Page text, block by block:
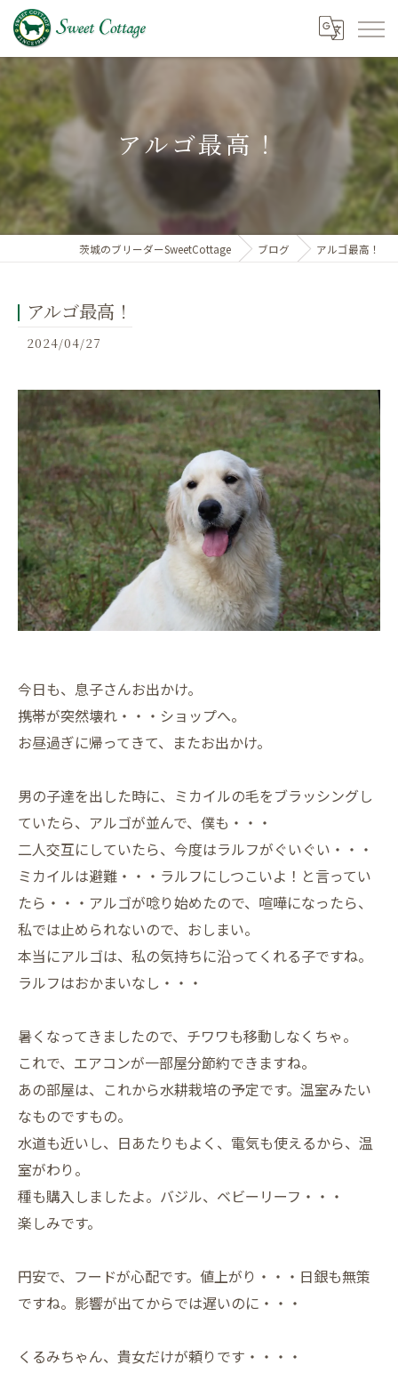
アルゴ最高！
茨城のブリーダーSweetCottage ブログ アルゴ最高！
アルゴ最高！
2024/04/27
今日も、息子さんお出かけ。
携帯が突然壊れ・・・ショップへ。
お昼過ぎに帰ってきて、またお出かけ。
男の子達を出した時に、ミカイルの毛をブラッシングし
ていたら、アルゴが並んで、僕も・・・
二人交互にしていたら、今度はラルフがぐいぐい・・・
ミカイルは避難・・・ラルフにしつこいよ！と言ってい
たら・・・アルゴが唸り始めたので、喧嘩になったら、
私では止められないので、おしまい。
本当にアルゴは、私の気持ちに沿ってくれる子ですね。
ラルフはおかまいなし・・・
暑くなってきましたので、チワワも移動しなくちゃ。
これで、エアコンが一部屋分節約できますね。
あの部屋は、これから水耕栽培の予定です。温室みたい
なものですもの。
水道も近いし、日あたりもよく、電気も使えるから、温
室がわり。
種も購入しましたよ。バジル、ベビーリーフ・・・
楽しみです。
円安で、フードが心配です。値上がり・・・日銀も無策
ですね。影響が出てからでは遅いのに・・・
くるみちゃん、貴女だけが頼りです・・・・